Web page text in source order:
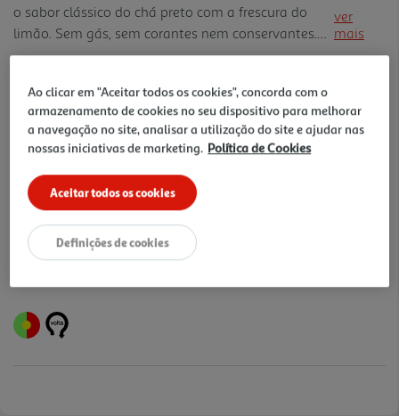
o sabor clássico do chá preto com a frescura do
limão. Sem gás, sem corantes nem conservantes.
Baixo em calorias. Bebida elaborada com extratos.
ver
mais
5,40 €
Notas de preparação
Ao clicar em "Aceitar todos os cookies", concorda com o
armazenamento de cookies no seu dispositivo para melhorar
a navegação no site, analisar a utilização do site e ajudar nas
nossas iniciativas de marketing. Política de Cookies
Aceitar todos os cookies
Definições de cookies